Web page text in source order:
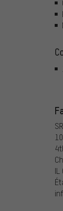
IL